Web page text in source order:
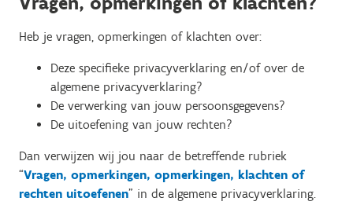
Heb je vragen, opmerkingen of klachten over:
Deze specifieke privacyverklaring en/of over de
algemene privacyverklaring?
De verwerking van jouw persoonsgegevens?
De uitoefening van jouw rechten?
Dan verwijzen wij jou naar de betreffende rubriek
“Vragen, opmerkingen, opmerkingen, klachten of
rechten uitoefenen" in de algemene privacyverklaring.